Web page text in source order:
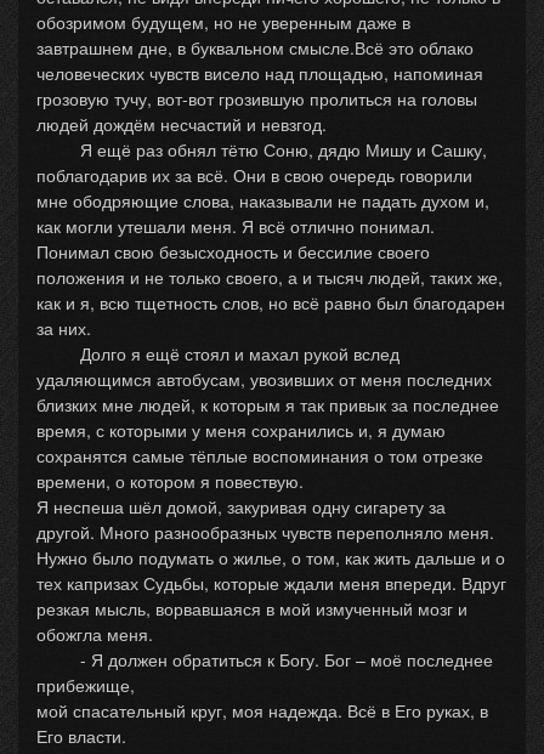
обозримом будущем, но не уверенным даже в
завтрашнем дне, в буквальном смысле.Всё это облако
человеческих чувств висело над площадью, напоминая
грозовую тучу, вот-вот грозившую пролиться на головы
людей дождём несчастий и невзгод.
Я ещё раз обнял тётю Соню, дядю Мишу и Сашку,
поблагодарив их за всё. Они в свою очередь говорили
мне ободряющие слова, наказывали не падать духом и,
как могли утешали меня. Я всё отлично понимал.
Понимал свою безысходность и бессилие своего
положения и не только своего, а и тысяч людей, таких же,
как и я, всю тщетность слов, но всё равно был благодарен
за них.
Долго я ещё стоял и махал рукой вслед
удаляющимся автобусам, увозивших от меня последних
близких мне людей, к которым я так привык за последнее
время, с которыми у меня сохранились и, я думаю
сохранятся самые тёплые воспоминания о том отрезке
времени, о котором я повествую.
Я неспеша шёл домой, закуривая одну сигарету за
другой. Много разнообразных чувств переполняло меня.
Нужно было подумать о жилье, о том, как жить дальше и о
тех капризах Судьбы, которые ждали меня впереди. Вдруг
резкая мысль, ворвавшаяся в мой измученный мозг и
обожгла меня.
- Я должен обратиться к Богу. Бог – моё последнее
прибежище,
мой спасательный круг, моя надежда. Всё в Его руках, в
Его власти.